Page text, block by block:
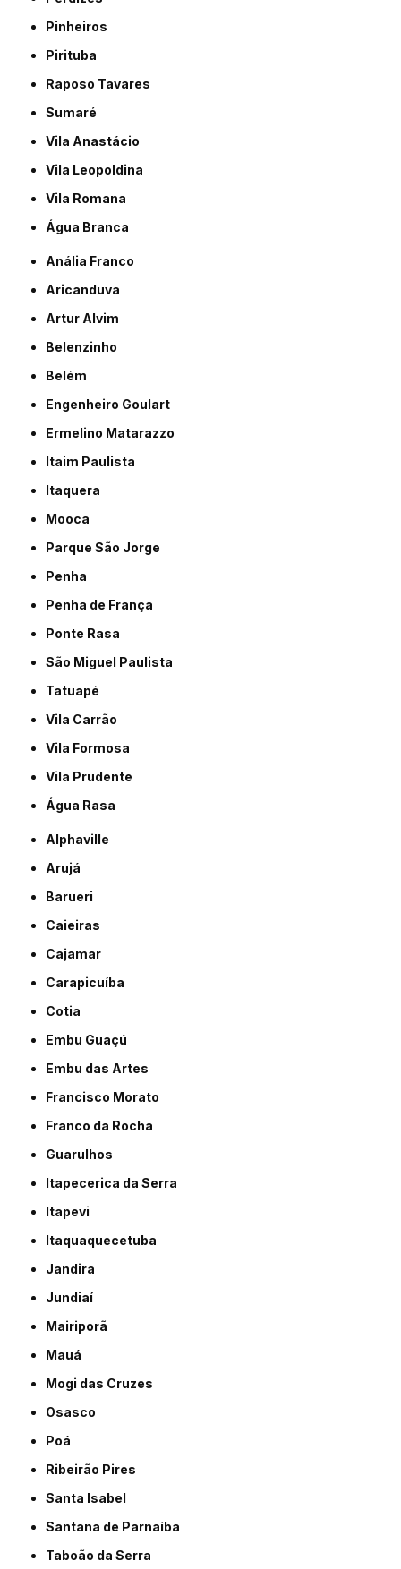
Pinheiros
Pirituba
Raposo Tavares
Sumaré
Vila Anastácio
Vila Leopoldina
Vila Romana
Água Branca
Anália Franco
Aricanduva
Artur Alvim
Belenzinho
Belém
Engenheiro Goulart
Ermelino Matarazzo
Itaim Paulista
Itaquera
Mooca
Parque São Jorge
Penha
Penha de França
Ponte Rasa
São Miguel Paulista
Tatuapé
Vila Carrão
Vila Formosa
Vila Prudente
Água Rasa
Alphaville
Arujá
Barueri
Caieiras
Cajamar
Carapicuíba
Cotia
Embu Guaçú
Embu das Artes
Francisco Morato
Franco da Rocha
Guarulhos
Itapecerica da Serra
Itapevi
Itaquaquecetuba
Jandira
Jundiaí
Mairiporã
Mauá
Mogi das Cruzes
Osasco
Poá
Ribeirão Pires
Santa Isabel
Santana de Parnaíba
Taboão da Serra